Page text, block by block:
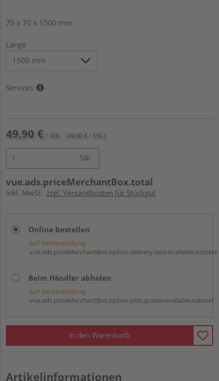
70 x 70 x 1500 mm
Länge
Services
49,90 € / Stk. (49,90 € / Stk.)
Stk.
vue.ads.priceMerchantBox.total
inkl. MwSt. zzgl. Versandkosten für Stückgut
Online bestellen
Auf Vorbestellung:
vue.ads.priceMerchantBox.option.delivery.laterAvailable.subtext
Beim Händler abholen
Auf Vorbestellung:
vue.ads.priceMerchantBox.option.pickup.laterAvailable.subtext
In den Warenkorb
Artikelinformationen